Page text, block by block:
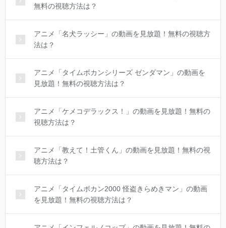
無料の視聴方法は？
アニメ「名犬ラッシー」の動画を見放題！無料の視聴方
法は？
アニメ「タイムボカンシリーズ ゼンダマン」の動画を
見放題！無料の視聴方法は？
アニメ「ケメコデラックス！」の動画を見放題！無料の
視聴方法は？
アニメ「教えて！土管くん」の動画を見放題！無料の視
聴方法は？
アニメ「タイムボカン2000 怪盗きらめきマン」の動画
を見放題！無料の視聴方法は？